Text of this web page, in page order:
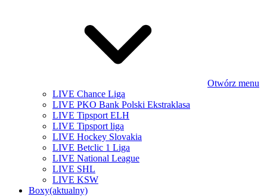
Otwórz menu
LIVE Chance Liga
LIVE PKO Bank Polski Ekstraklasa
LIVE Tipsport ELH
LIVE Tipsport liga
LIVE Hockey Slovakia
LIVE Betclic 1 Liga
LIVE National League
LIVE SHL
LIVE KSW
Boxy(aktualny)